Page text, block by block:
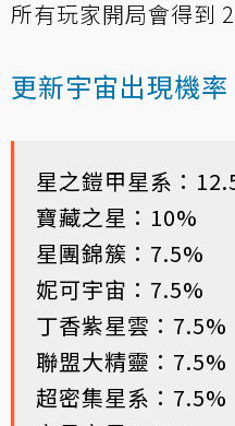
所有玩家開局會得到
更新宇宙出現機率
星之鎧甲星系：
寶藏之星：10%
星團錦簇：7.5%
妮可宇宙：7.5%
丁香紫星雲：7.5%
聯盟大精靈：7.5%
超密集星系：7.5%